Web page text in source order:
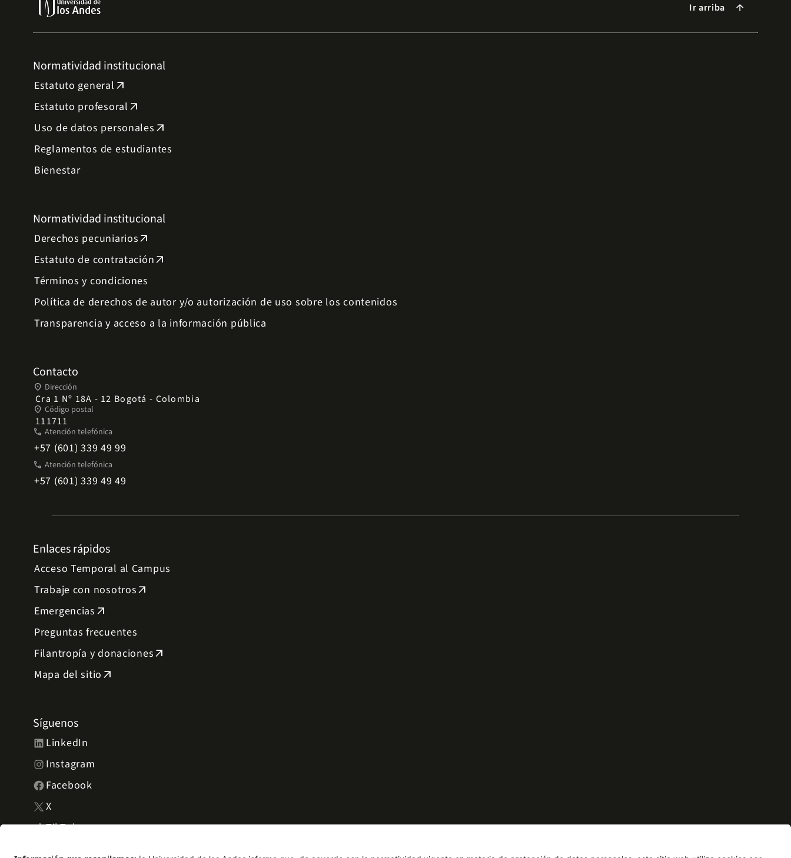
Ir arriba arrow_forward
Normatividad institucional
Estatuto general arrow_outward
Estatuto profesoral arrow_outward
Uso de datos personales arrow_outward
Reglamentos de estudiantes
Bienestar
Normatividad institucional
Derechos pecuniariosarrow_outward
Estatuto de contrataciónarrow_outward
Términos y condiciones
Política de derechos de autor y/o autorización de uso sobre los contenidos
Transparencia y acceso a la información pública
Contacto
place Dirección
Cra 1 Nº 18A - 12 Bogotá - Colombia
place Código postal
111711
phone Atención telefónica
+57 (601) 339 49 99
phone Atención telefónica
+57 (601) 339 49 49
Enlaces rápidos
Acceso Temporal al Campus
Trabaje con nosotrosarrow_outward
Emergencias arrow_outward
Preguntas frecuentes
Filantropía y donacionesarrow_outward
Mapa del sitio arrow_outward
Síguenos
LinkedIn
Instagram
Facebook
X
TikTok